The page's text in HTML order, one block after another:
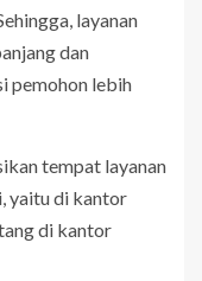
layanan
dan
pemohon lebih
tempat layanan
yaitu di kantor
di kantor